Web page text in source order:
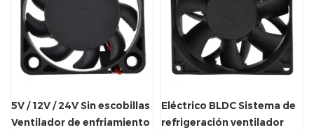
5V / 12V / 24V Sin escobillas
Ventilador de enfriamiento
Eléctrico BLDC Sistema de
refrigeración ventilador